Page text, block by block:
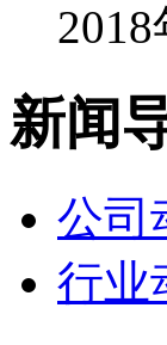
2018
新闻
公司
行业